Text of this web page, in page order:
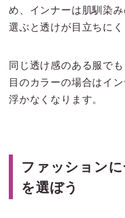
め、インナーは肌馴染
選ぶと透けが目立ちにく
同じ透け感のある服で
目のカラーの場合はイ
浮かなくなります。
ファッション
を選ぼう